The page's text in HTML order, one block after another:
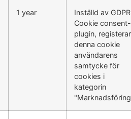
1 year
Inställd av GDPR
Cookie consent-
plugin, registerar
denna cookie
användarens
samtycke för
cookies i
kategorin